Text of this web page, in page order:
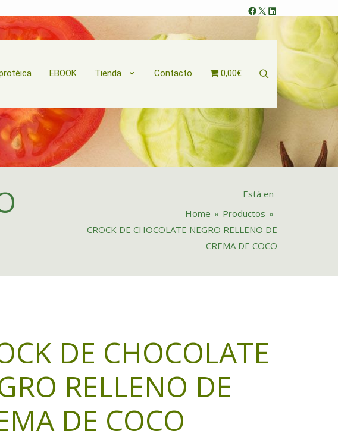
Facebook
XLinkedIn
EBOOK Tienda Contacto 0,00€
Está en
Home » Productos »
CROCK DE CHOCOLATE NEGRO RELLENO DE
CREMA DE COCO
DE CHOCOLATE
RELLENO DE
DE COCO